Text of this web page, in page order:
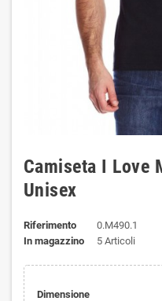
Camiseta I Love
Unisex
Riferimento
0.M490.1
In magazzino
5 Articoli
Dimensione